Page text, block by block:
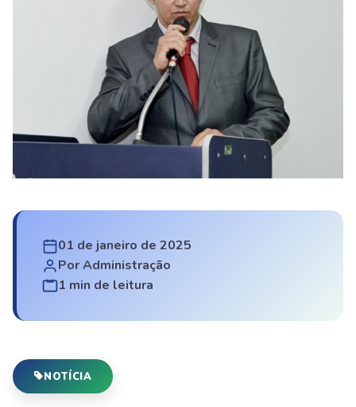
01 de janeiro de 2025
Por Administração
1 min de leitura
NOTÍCIA